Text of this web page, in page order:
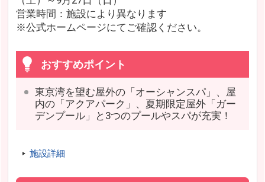
営業時間：施設により異なります
※公式ホームページにてご確認ください。
おすすめポイント
東京湾を望む屋外の「オーシャンスパ」、屋
内の「アクアパーク」、夏期限定屋外「ガー
デンプール」と3つのプールやスパが充実！
施設詳細